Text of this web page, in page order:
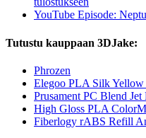
YouTube Episode:
Tutustu kauppaan 3DJake:
Phrozen
Elegoo PLA Silk Yellow
Prusament PC Blend
High Gloss PLA
Fiberlogy rABS Refill